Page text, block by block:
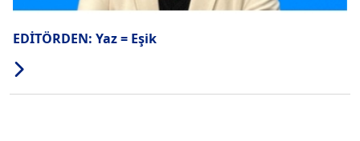
EDİTÖRDEN: Yaz = Eşik